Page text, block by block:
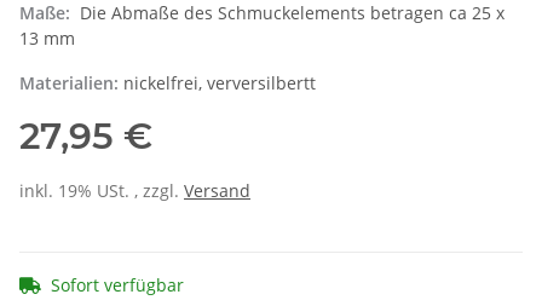
Maße: Die Abmaße des Schmuckelements betragen ca 25 x
13 mm
Materialien: nickelfrei, verversilbertt
27,95 €
inkl. 19% USt. , zzgl. Versand
Sofort verfügbar